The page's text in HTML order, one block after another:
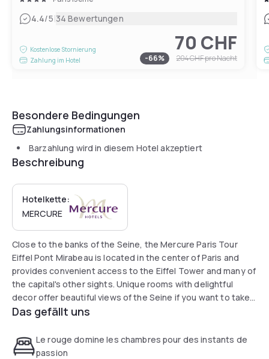
4.4/5|34 Bewertungen
Kostenlose Stornierung
Zahlung im Hotel
70 CHF
-66% 204 CHFpro Nacht
Besondere Bedingungen
Zahlungsinformationen
Barzahlung wird in diesem Hotel akzeptiert
Beschreibung
Hotelkette:
MERCURE
Close to the banks of the Seine, the Mercure Paris Tour
Eiffel Pont Mirabeau is located in the center of Paris and
provides convenient access to the Eiffel Tower and many of
the capital's other sights. Unique rooms with delightful
decor offer beautiful views of the Seine if you want to take
your stay to new heights! An intimate 4-star hotel that
Das gefällt uns
Le rouge domine les chambres pour des instants de
passion